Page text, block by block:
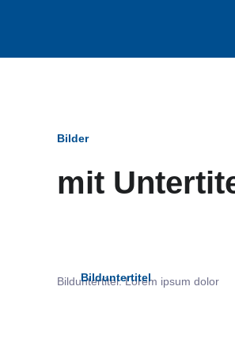
Bilder
mit
Bilduntertitel: Lorem ipsum dolor
Bilduntertitel